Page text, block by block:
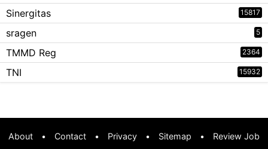
Sinergitas 15817
sragen 5
TMMD Reg 2364
TNI 15932
About • Contact • Privacy • Sitemap • Review Job